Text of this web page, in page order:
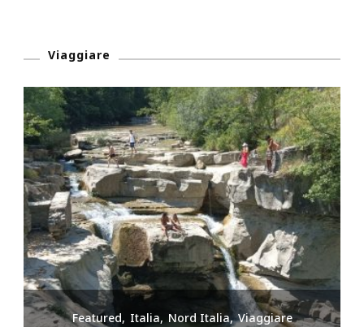
Viaggiare
Featured Italia Nord Italia Viaggiare